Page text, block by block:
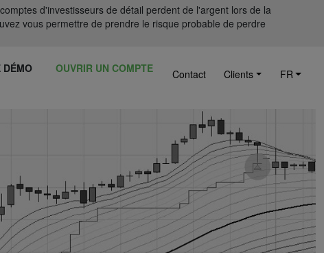
d'investisseurs de détail perdent de l'argent lors de la
vous permettre de prendre le risque probable de perdre
DÉMO OUVRIR UN COMPTE Contact Clients FR